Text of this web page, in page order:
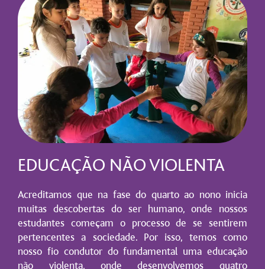
EDUCAÇÃO NÃO VIOLENTA
Acreditamos que na fase do quarto ao nono inicia
muitas descobertas do ser humano, onde nossos
estudantes começam o processo de se sentirem
pertencentes a sociedade. Por isso, temos como
nosso fio condutor do fundamental uma educação
não violenta,onde desenvolvemos quatro